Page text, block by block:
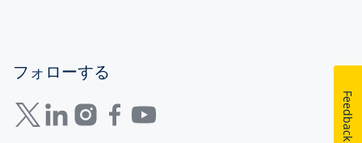
フォローする
Feedback